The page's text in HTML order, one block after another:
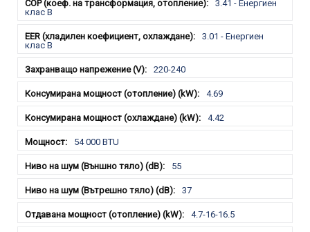
3.41 - Енергиен
клас B
3.01 - Енергиен
клас B
220-240
4.69
4.42
54 000 BTU
55
37
4.7-16-16.5